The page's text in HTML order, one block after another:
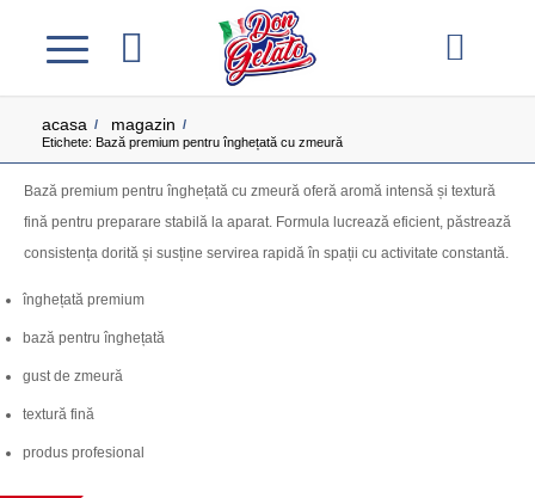
acasa / magazin /
Etichete: Bază premium pentru înghețată cu zmeură
Bază premium pentru înghețată cu zmeură oferă aromă intensă și textură
fină pentru preparare stabilă la aparat. Formula lucrează eficient, păstrează
consistența dorită și susține servirea rapidă în spații cu activitate constantă.
înghețată premium
bază pentru înghețată
gust de zmeură
textură fină
produs profesional